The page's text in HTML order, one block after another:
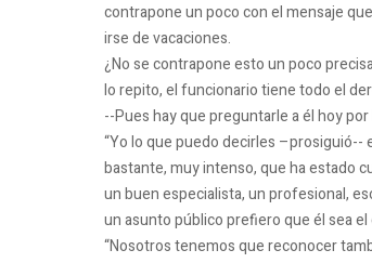
contrapone un poco con el mensaje
irse de vacaciones.
¿No se contrapone esto un poco
lo repito, el funcionario tiene todo el
--Pues hay que preguntarle a él hoy
“Yo lo que puedo decirles –prosiguió--
bastante, muy intenso, que ha estado
un buen especialista, un profesional,
un asunto público prefiero que él sea
“Nosotros tenemos que reconocer